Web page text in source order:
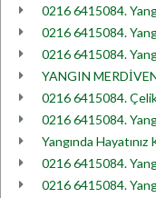
0216 6415084.
0216 6415084.
0216 6415084.
YANGIN
0216 6415084.
0216 6415084.
Yangında Hayatınız
0216 6415084.
0216 6415084.